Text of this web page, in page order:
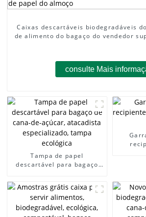
Caixas descartáveis ​​biodegradáveis
de alimento do bagaço do vendedor
consulte Mais
Tampa de papel
descartável para bagaço
atacadista especializado,
tampa ecológica